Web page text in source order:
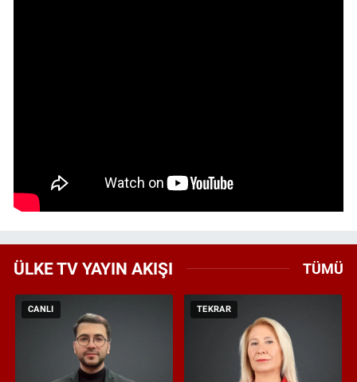
ÜLKE TV YAYIN AKIŞI TÜMÜ
CANLI TEKRAR